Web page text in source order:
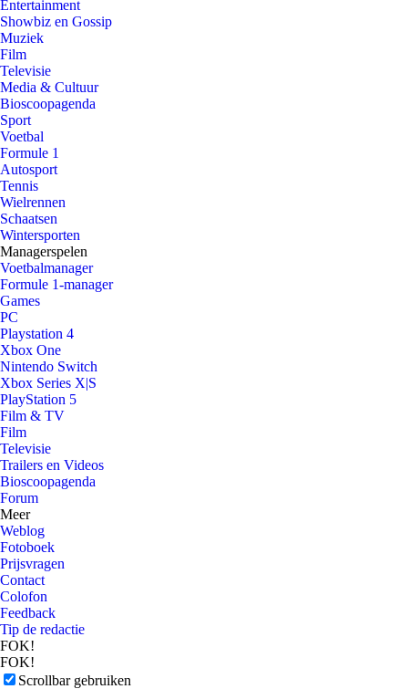
Entertainment
Showbiz en Gossip
Muziek
Film
Televisie
Media & Cultuur
Bioscoopagenda
Sport
Voetbal
Formule 1
Autosport
Tennis
Wielrennen
Schaatsen
Wintersporten
Managerspelen
Voetbalmanager
Formule 1-manager
Games
PC
Playstation 4
Xbox One
Nintendo Switch
Xbox Series X|S
PlayStation 5
Film & TV
Film
Televisie
Trailers en Videos
Bioscoopagenda
Forum
Meer
Weblog
Fotoboek
Prijsvragen
Contact
Colofon
Feedback
Tip de redactie
FOK!
FOK!
Scrollbar gebruiken